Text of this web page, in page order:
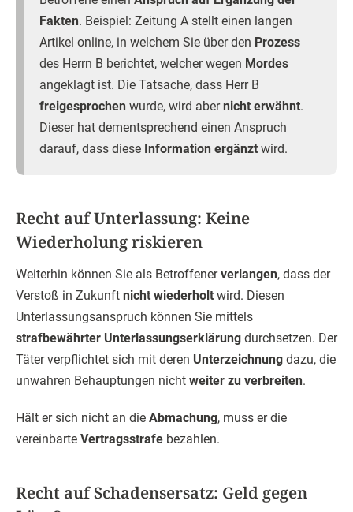
Fakten. Beispiel: Zeitung A stellt einen langen
Artikel online, in welchem Sie über den Prozess
des Herrn B berichtet, welcher wegen Mordes
angeklagt ist. Die Tatsache, dass Herr B
freigesprochen wurde, wird abernicht erwähnt.
Dieser hat dementsprechend einen Anspruch
darauf, dass diese Information ergänzt wird.
Recht auf Unterlassung: Keine
Wiederholung riskieren
Weiterhin können Sie als Betroffenerverlangen, dass der
Verstoß in Zukunft nicht wiederholt wird. Diesen
Unterlassungsanspruch können Sie mittels
strafbewährter Unterlassungserklärung durchsetzen. Der
Täter verpflichtet sich mit deren Unterzeichnung dazu, die
unwahren Behauptungen nicht weiter zu verbreiten.
Hält er sich nicht an die Abmachung, muss er die
vereinbarte Vertragsstrafe bezahlen.
Recht auf Schadensersatz: Geld gegen